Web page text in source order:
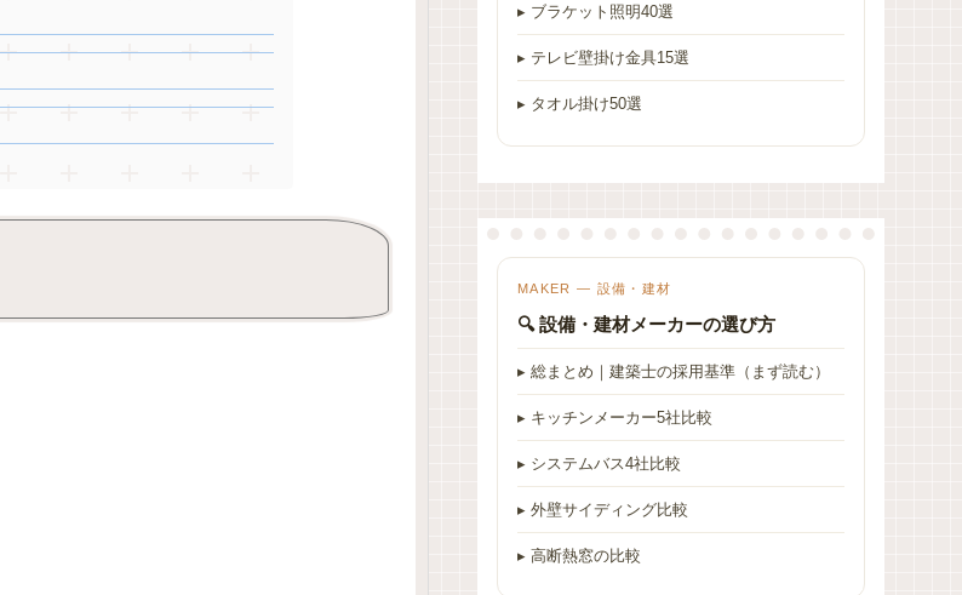
▸ ブラケット照明40選
▸ テレビ壁掛け金具15選
▸ タオル掛け50選
MAKER — 設備・建材
🔍 設備・建材メーカーの選び方
▸ 総まとめ｜建築士の採用基準（まず読む）
▸ キッチンメーカー5社比較
▸ システムバス4社比較
▸ 外壁サイディング比較
▸ 高断熱窓の比較